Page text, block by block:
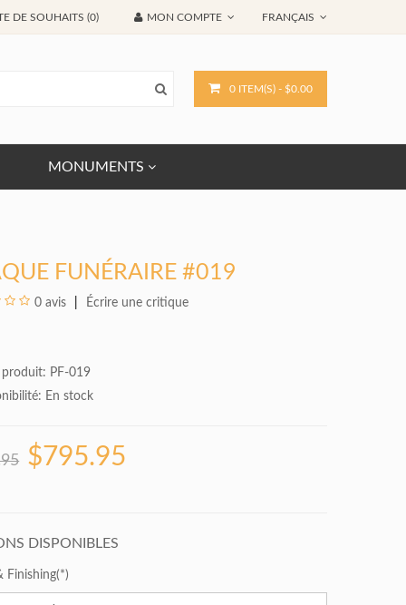
FRANÇAIS
DE SOUHAITS (0) MON COMPTE
0 ITEM(S) - $0.00
MONUMENTS
FUNÉRAIRE #019
0 avis Écrire une critique
produit: PF-019
En stock
$795.95
DISPONIBLES
Finishing